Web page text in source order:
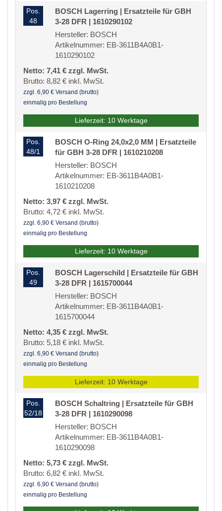
Pos.
48
BOSCH Lagerring | Ersatzteile für GBH
3-28 DFR | 1610290102
Hersteller: BOSCH
Artikelnummer: EB-3611B4A0B1-
1610290102
Netto: 7,41 € zzgl. MwSt.
Brutto: 8,82 € inkl. MwSt.
zzgl. 6,90 € Versand (brutto)
einmalig pro Bestellung
Lieferzeit: 10 Werktage
Pos.
48/1
BOSCH O-Ring 24,0x2,0 MM | Ersatzteile
für GBH 3-28 DFR | 1610210208
Hersteller: BOSCH
Artikelnummer: EB-3611B4A0B1-
1610210208
Netto: 3,97 € zzgl. MwSt.
Brutto: 4,72 € inkl. MwSt.
zzgl. 6,90 € Versand (brutto)
einmalig pro Bestellung
Lieferzeit: 10 Werktage
Pos.
49
BOSCH Lagerschild | Ersatzteile für GBH
3-28 DFR | 1615700044
Hersteller: BOSCH
Artikelnummer: EB-3611B4A0B1-
1615700044
Netto: 4,35 € zzgl. MwSt.
Brutto: 5,18 € inkl. MwSt.
zzgl. 6,90 € Versand (brutto)
einmalig pro Bestellung
Lieferzeit: 10 Werktage
Pos.
52/18
BOSCH Schaltring | Ersatzteile für GBH
3-28 DFR | 1610290098
Hersteller: BOSCH
Artikelnummer: EB-3611B4A0B1-
1610290098
Netto: 5,73 € zzgl. MwSt.
Brutto: 6,82 € inkl. MwSt.
zzgl. 6,90 € Versand (brutto)
einmalig pro Bestellung